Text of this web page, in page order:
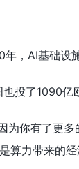
，AI基础设
投了1090亿
为你有了更
算力带来的经